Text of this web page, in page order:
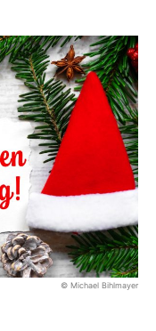
© Michael Bihlmayer